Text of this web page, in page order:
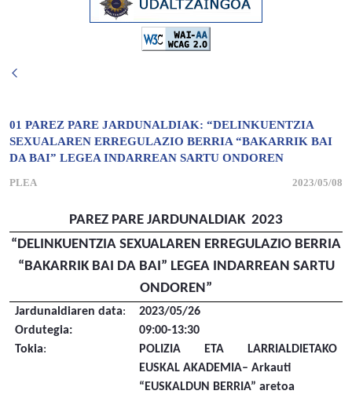
01 PAREZ PARE JARDUNALDIAK: “DELINKUENTZIA
SEXUALAREN ERREGULAZIO BERRIA “BAKARRIK BAI
DA BAI” LEGEA INDARREAN SARTU ONDOREN
PLEA 2023/05/08
PAREZ PARE JARDUNALDIAK 2023
“DELINKUENTZIA SEXUALAREN ERREGULAZIO BERRIA
“BAKARRIK BAI DA BAI” LEGEA INDARREAN SARTU
ONDOREN”
Jardunaldiaren data:
2023/05/26
Ordutegia:
09:00-13:30
Tokia:
POLIZIA ETA LARRIALDIETAKO
EUSKAL AKADEMIA– Arkauti
“EUSKALDUN BERRIA” aretoa